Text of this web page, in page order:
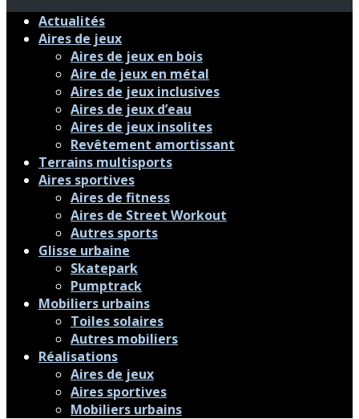
Actualités
Aires de jeux
Aires de jeux en bois
Aire de jeux en métal
Aires de jeux inclusives
Aires de jeux d’eau
Aires de jeux insolites
Revêtement amortissant
Terrains multisports
Aires sportives
Aires de fitness
Aires de Street Workout
Autres sports
Glisse urbaine
Skatepark
Pumptrack
Mobiliers urbains
Toiles solaires
Autres mobiliers
Réalisations
Aires de jeux
Aires sportives
Mobiliers urbains